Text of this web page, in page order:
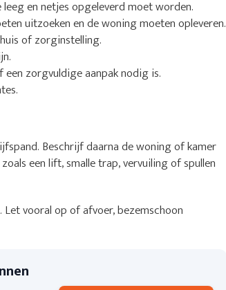
en netjes opgeleverd moet worden.
uitzoeken en de woning moeten opleveren.
of zorginstelling.
een zorgvuldige aanpak nodig is.
Beschrijf daarna de woning of kamer
een lift, smalle trap, vervuiling of spullen
vooral op of afvoer, bezemschoon